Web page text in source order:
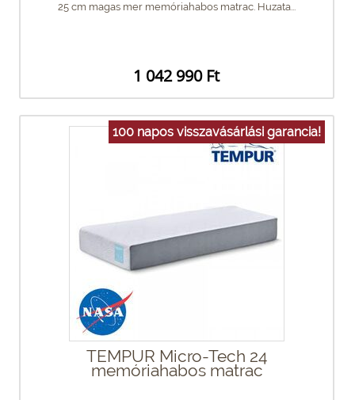
25 cm magas mer memóriahabos matrac. Huzata...
1 042 990 Ft
100 napos visszavásárlási garancia!
TEMPUR Micro-Tech 24
memóriahabos matrac